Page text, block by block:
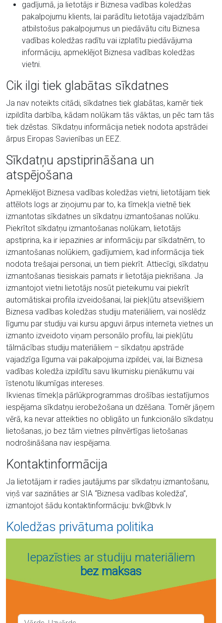
gadījumā, ja lietotājs ir Biznesa vadības koledžas
pakalpojumu klients, lai parādītu lietotāja vajadzībām
atbilstošus pakalpojumus un piedāvātu citu Biznesa
vadības koledžas radītu vai izplatītu piedāvājuma
informāciju, apmeklējot Biznesa vadības koledžas
vietni.
Cik ilgi tiek glabātas sīkdatnes
Ja nav noteikts citādi, sīkdatnes tiek glabātas, kamēr tiek
izpildīta darbība, kādam nolūkam tās vāktas, un pēc tam tās
tiek dzēstas. Sīkdatņu informācija netiek nodota apstrādei
ārpus Eiropas Savienības un EEZ.
Sīkdatņu apstiprināšana un
atspējošana
Apmeklējot Biznesa vadības koledžas vietni, lietotājam tiek
attēlots logs ar ziņojumu par to, ka tīmekļa vietnē tiek
izmantotas sīkdatnes un sīkdatņu izmantošanas nolūku.
Piekrītot sīkdatņu izmantošanas nolūkam, lietotājs
apstiprina, ka ir iepazinies ar informāciju par sīkdatnēm, to
izmantošanas nolūkiem, gadījumiem, kad informācija tiek
nodota trešajai personai, un tiem piekrīt. Attiecīgi, sīkdatņu
izmantošanas tiesiskais pamats ir lietotāja piekrišana. Ja
izmantojot vietni lietotājs nosūt pieteikumu vai piekrīt
automātiskai profila izveidošanai, lai piekļūtu atsevišķiem
Biznesa vadības koledžas studiju materiāliem, vai noslēdz
līgumu par studiju vai kursu apguvi ārpus interneta vietnes un
izmanto izveidoto viņam personālo profilu, lai piekļūtu
tālmācības studiju materiāliem – sīkdatņu apstrāde
vajadzīga līguma vai pakalpojuma izpildei, vai, lai Biznesa
vadības koledža izpildītu savu likumisku pienākumu vai
īstenotu likumīgas intereses.
Ikvienas tīmekļa pārlūkprogrammas drošības iestatījumos
iespējama sīkdatņu ierobežošana un dzēšana. Tomēr jāņem
vērā, ka nevar atteikties no obligāto un funkcionālo sīkdatņu
lietošanas, jo bez tām vietnes pilnvērtīgas lietošanas
nodrošināšana nav iespējama.
Kontaktinformācija
Ja lietotājam ir radies jautājums par sīkdatņu izmantošanu,
viņš var sazināties ar SIA “Biznesa vadības koledža”,
izmantojot šādu kontaktinformāciju: bvk@bvk.lv
Koledžas privātuma politika
Iepazīsties ar studiju materiāliem
bez maksas